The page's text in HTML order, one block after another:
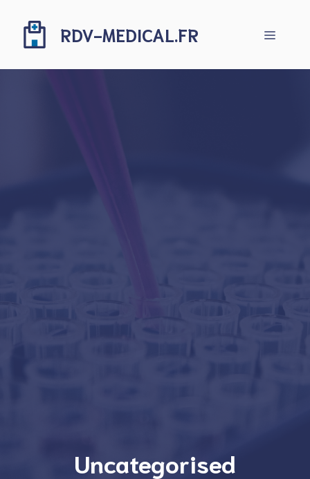
contenu
RDV-MEDICAL.FR Menu
Uncategorised